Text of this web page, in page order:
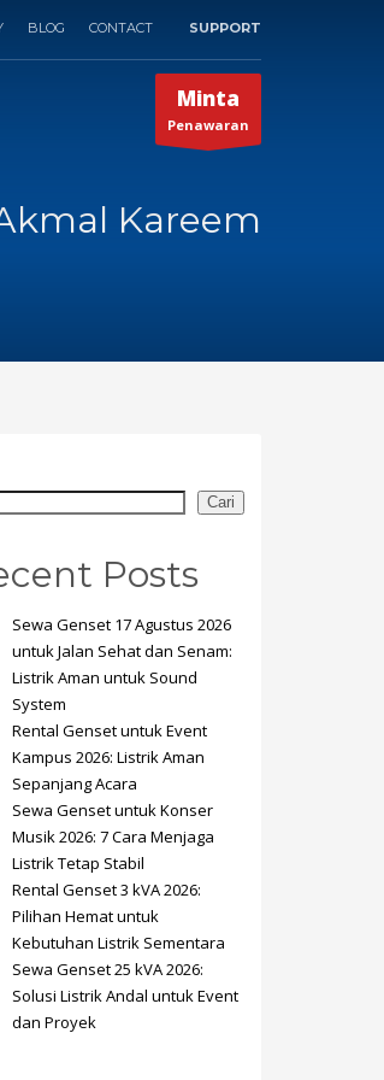
HOURS
- 6:00AM
5:00PM
by appointment only!
BLOG CONTACT SUPPORT
Minta
Penawaran
Kareem
Cari
Posts
Sewa Genset 17 Agustus 2026
untuk Jalan Sehat dan Senam:
Listrik Aman untuk Sound
System
Rental Genset untuk Event
Kampus 2026: Listrik Aman
Sepanjang Acara
Sewa Genset untuk Konser
Musik 2026: 7 Cara Menjaga
Listrik Tetap Stabil
Rental Genset 3 kVA 2026:
Pilihan Hemat untuk
Kebutuhan Listrik Sementara
Sewa Genset 25 kVA 2026:
Solusi Listrik Andal untuk Event
dan Proyek